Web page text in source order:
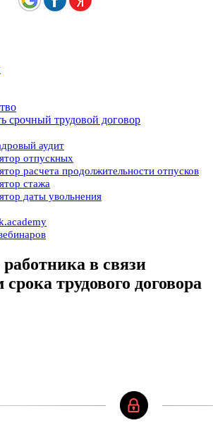
срочный трудовой договор
аудит
отпускных
расчета продолжительности отпусков
стажа
даты увольнения
в связи
трудового договора